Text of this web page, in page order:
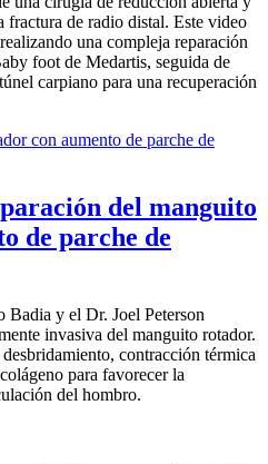
de radio distal. Este video
una compleja reparación
foot de Medartis, seguida de
carpiano para una recuperación
del manguito
de parche de
y el Dr. Joel Peterson
invasiva del manguito rotador.
contracción térmica
para favorecer la
del hombro.